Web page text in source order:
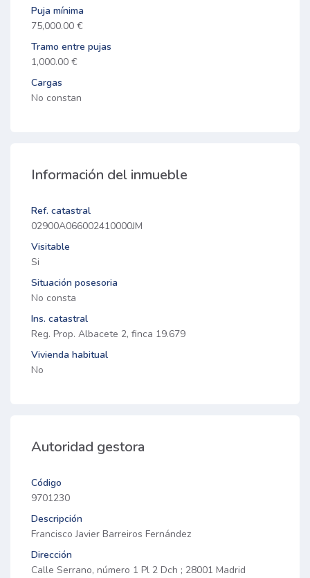
Puja mínima
75,000.00 €
Tramo entre pujas
1,000.00 €
Cargas
No constan
Información del inmueble
Ref. catastral
02900A066002410000JM
Visitable
Si
Situación posesoria
No consta
Ins. catastral
Reg. Prop. Albacete 2, finca 19.679
Vivienda habitual
No
Autoridad gestora
Código
9701230
Descripción
Francisco Javier Barreiros Fernández
Dirección
Calle Serrano, número 1 Pl 2 Dch ; 28001 Madrid